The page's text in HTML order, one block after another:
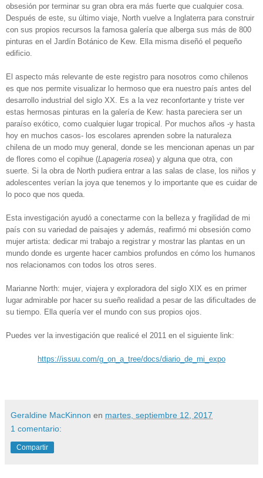
obsesión por terminar su gran obra era más fuerte que cualquier cosa.
Después de este, su último viaje, North vuelve a Inglaterra para construir
con sus propios recursos la famosa galería que alberga sus más de 800
pinturas en el Jardín Botánico de Kew. Ella misma diseñó el pequeño
edificio.
El aspecto más relevante de este registro para nosotros como chilenos
es que nos permite visualizar lo hermoso que era nuestro país antes del
desarrollo industrial del siglo XX. Es a la vez reconfortante y triste ver
estas hermosas pinturas en la galería de Kew: hasta pareciera ser un
paraíso exótico, como cualquier lugar tropical. Por muchos años -y hasta
hoy en muchos casos- los escolares aprenden sobre la naturaleza
chilena de un modo muy general, donde se les mencionan apenas un par
de flores como el copihue (Lapageria rosea) y alguna que otra, con
suerte. Si la obra de North pudiera entrar a las salas de clase, los niños y
adolescentes verían la joya que tenemos y lo importante que es cuidar de
lo poco que nos queda.
Esta investigación ayudó a conectarme con la belleza y fragilidad de mi
país con su variedad de paisajes y además, reafirmó mi obsesión como
mujer artista: dedicar mi trabajo a registrar y mostrar las plantas en un
mundo donde es urgente hacer cambios profundos en cómo los humanos
nos relacionamos con todos los otros seres.
Marianne North: mujer, viajera y exploradora del siglo XIX es en primer
lugar admirable por hacer su sueño realidad a pesar de las dificultades de
su tiempo. Ella quería ver el mundo con sus propios ojos.
Puedes ver la investigación que realicé el 2011 en el siguiente link:
https://issuu.com/g_on_a_tree/docs/diario_de_mi_expo
Geraldine MacKinnon en martes, septiembre 12, 2017
1 comentario:
Compartir